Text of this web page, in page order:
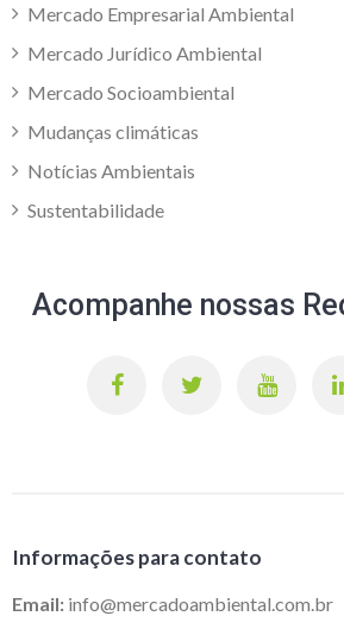
Mercado Empresarial Ambiental
Mercado Jurídico Ambiental
Mercado Socioambiental
Mudanças climáticas
Notícias Ambientais
Sustentabilidade
Acompanhe nossas
Informações para contato
Email: info@mercadoambiental.com.br